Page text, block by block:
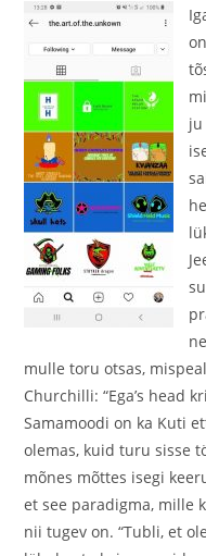
ju
mulle toru otsas,
Churchilli: “Ega’s head
Samamoodi on ka Kuti
olemas, kuid turu sisse
mõnes mõttes isegi
et see paradigma, mille
nii tugev on. “Tubli, et